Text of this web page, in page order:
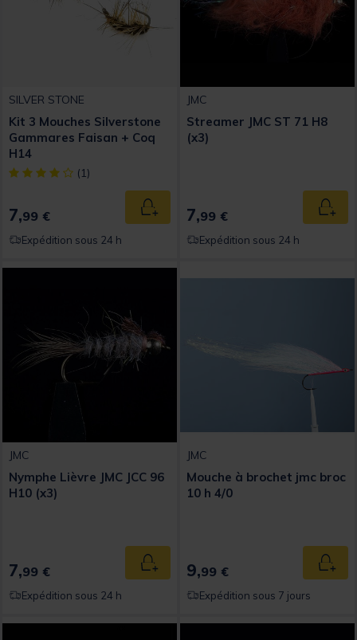
SILVER STONE
Kit 3 Mouches Silverstone
Gammares Faisan + Coq
H14
[object Object] out of 5 Customer Rating
(1)
7,99 € Ajouter au panier
Expédition sous 24 h
JMC
Streamer JMC ST 71 H8
(x3)
7,99 €
Expédition sous 24 h
JMC
Nymphe Lièvre JMC JCC 96
H10 (x3)
7,99 € Ajouter au panier
Expédition sous 24 h
JMC
Mouche à brochet jmc broc
10 h 4/0
9,99 €
Expédition sous 7 jours